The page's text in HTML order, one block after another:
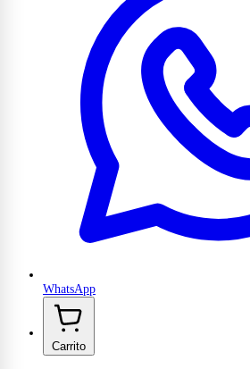
WhatsApp
Carrito